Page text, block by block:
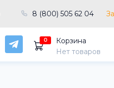
8 (800) 505 62 04
0
Корзина
Нет товаров